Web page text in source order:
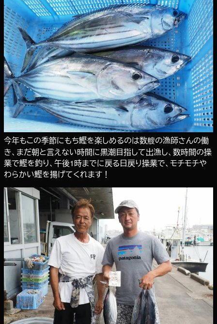
今年もこの季節にもち鰹を楽しめるのは数艘の漁師さんの働
き、まだ朝と言えない時間に黒潮目指して出漁し、数時間の操
業で鰹を釣り、午後1時までに戻る日戻り操業で、モチモチや
わらかい鰹を揚げてくれます！